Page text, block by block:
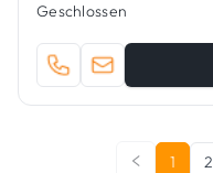
Geschlossen
1 2